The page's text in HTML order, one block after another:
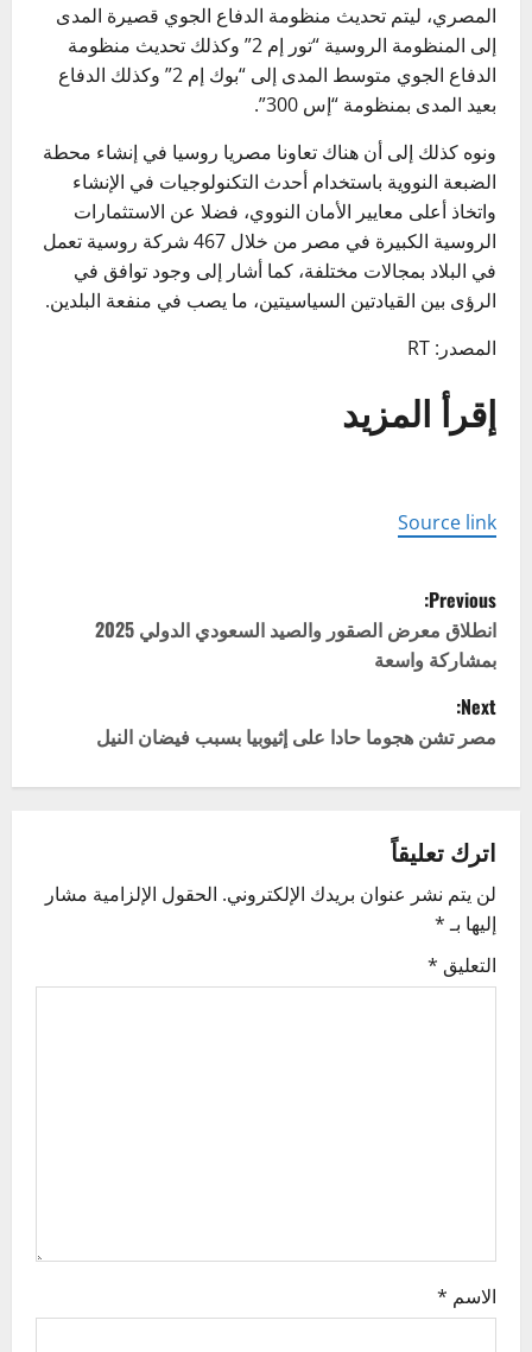
المصري، ليتم تحديث منظومة الدفاع الجوي قصيرة المدى
إلى المنظومة الروسية “تور إم 2” وكذلك تحديث منظومة
الدفاع الجوي متوسط المدى إلى “بوك إم 2” وكذلك الدفاع
بعيد المدى بمنظومة “إس 300”.
ونوه كذلك إلى أن هناك تعاونا مصريا روسيا في إنشاء محطة
الضبعة النووية باستخدام أحدث التكنولوجيات في الإنشاء
واتخاذ أعلى معايير الأمان النووي، فضلا عن الاستثمارات
الروسية الكبيرة في مصر من خلال 467 شركة روسية تعمل
في البلاد بمجالات مختلفة، كما أشار إلى وجود توافق في
الرؤى بين القيادتين السياسيتين، ما يصب في منفعة البلدين.
المصدر: RT
إقرأ المزيد
Source link
P
o
s
t
n
a
v
i
g
Previous:
انطلاق معرض الصقور والصيد السعودي الدولي 2025
بمشاركة واسعة
Next:
مصر تشن هجوما حادا على إثيوبيا بسبب فيضان النيل
اترك تعليقاً
لن يتم نشر عنوان بريدك الإلكتروني. الحقول الإلزامية مشار
إليها بـ*
التعليق *
الاسم *